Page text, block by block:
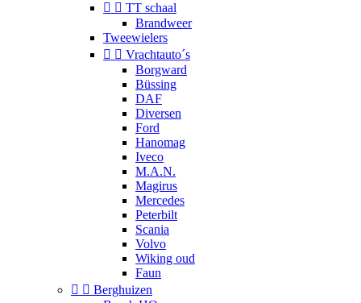
  TT schaal
Brandweer
Tweewielers
  Vrachtauto´s
Borgward
Büssing
DAF
Diversen
Ford
Hanomag
Iveco
M.A.N.
Magirus
Mercedes
Peterbilt
Scania
Volvo
Wiking oud
Faun
  Berghuizen